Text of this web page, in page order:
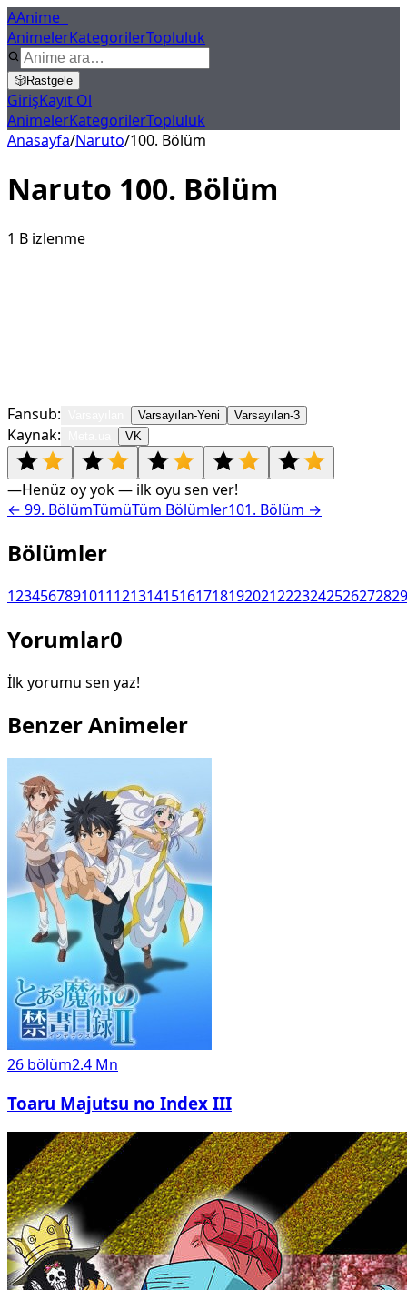
AAnime
AnimelerKategorilerTopluluk
🎲Rastgele
GirişKayıt Ol
AnimelerKategorilerTopluluk
Anasayfa/Naruto/100. Bölüm
Naruto 100. Bölüm
1 B izlenme
Fansub: Varsayılan-Yeni Varsayılan-3
Kaynak: VK
—Henüz oy yok — ilk oyu sen ver!
← 99. BölümTümüTüm Bölümler101. Bölüm →
Bölümler
1234567891011121314151617181920212223242526272829
Yorumlar0
İlk yorumu sen yaz!
Benzer Animeler
26 bölüm2.4 Mn
Toaru Majutsu no Index III